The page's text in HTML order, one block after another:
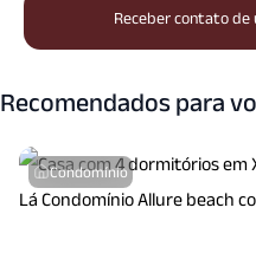
Receber contato
Recomendados para
Condomínio